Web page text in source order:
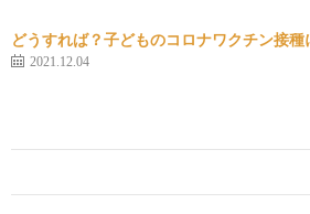
どうすれば？子どものコロナワクチン接種
2021.12.04